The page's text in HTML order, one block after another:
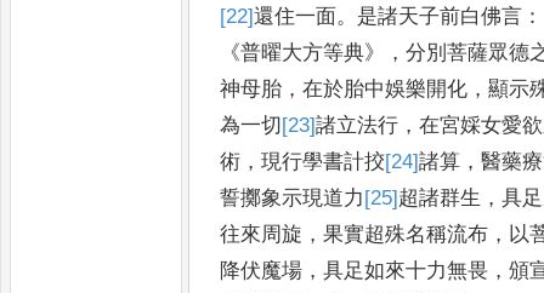
[22]還住一面。 是諸天子前白佛言 ：
《普曜大方等典》，分別菩薩眾德
神母胎 ，在於胎中娛樂開化 ，顯示
為一切[23]諸立法行 ，在宮婇女愛
術 ，現行學書計挍[24]諸算 ，醫藥
誓擲象示現道力[25]超諸群生 ，具
往來周旋 ，果實超殊名稱流布 ， 以
降伏魔場 ，具足如來十力無畏 ，頒